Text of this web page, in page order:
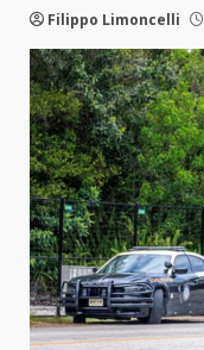
Filippo Limoncelli